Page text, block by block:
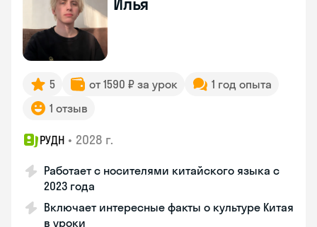
5 от 1590 ₽ за урок
1 год опыта
1 отзыв
РУДН • 2028 г.
Работает с носителями китайского языка с
2023 года
Включает интересные факты о культуре Китая
в уроки